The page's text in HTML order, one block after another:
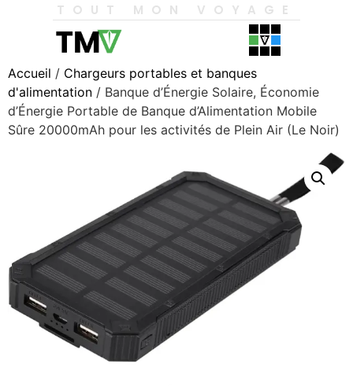
TOUT MON VOYAGE
Accueil / Chargeurs portables et banques
d'alimentation / Banque d’Énergie Solaire, Économie
d’Énergie Portable de Banque d’Alimentation Mobile
Sûre 20000mAh pour les activités de Plein Air (Le Noir)